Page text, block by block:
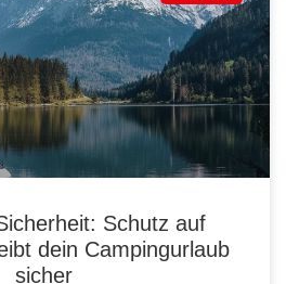
Schutz auf
dein Campingurlaub
sicher